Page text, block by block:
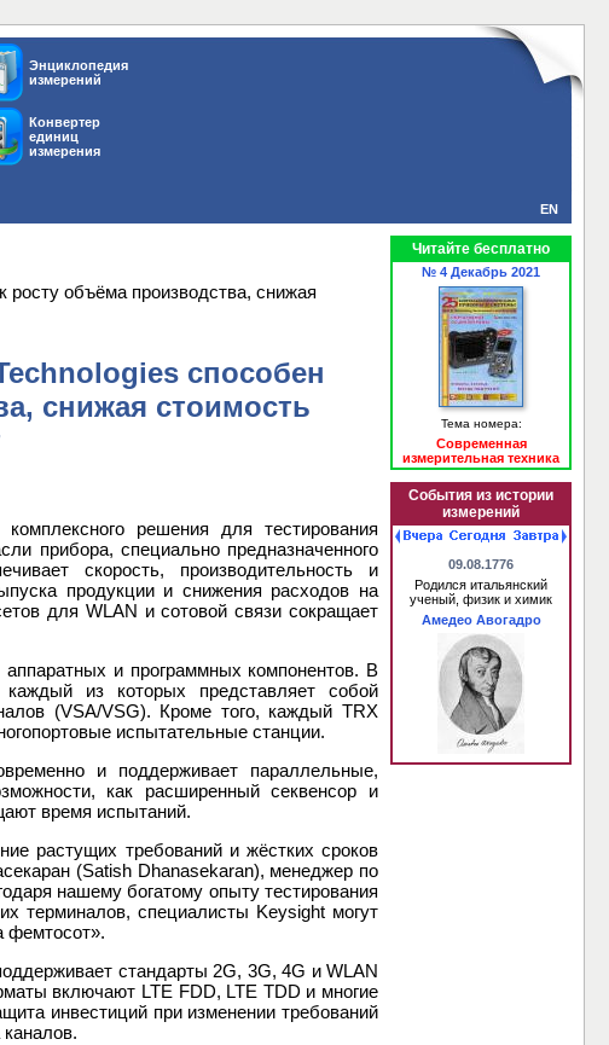
Энциклопедия
измерений
Конвертер
единиц
измерения
EN
росту объёма производства, снижая
способен
снижая стоимость
решения для тестирования
прибора, специально предназначенного
скорость, производительность и
продукции и снижения расходов на
для WLAN и сотовой связи сокращает
и программных компонентов. В
из которых представляет собой
(VSA/VSG). Кроме того, каждый TRX
испытательные станции.
и поддерживает параллельные,
как расширенный секвенсор и
время испытаний.
растущих требований и жёстких сроков
(Satish Dhanasekaran), менеджер по
нашему богатому опыту тестирования
терминалов, специалисты Keysight могут
фемтосот».
стандарты 2G, 3G, 4G и WLAN
включают LTE FDD, LTE TDD и многие
инвестиций при изменении требований
Читайте бесплатно
№ 4 Декабрь 2021
Тема номера:
Современная
измерительная техника
События из истории
измерений
09.08.1776
Родился итальянский
ученый, физик и химик
Амедео Авогадро